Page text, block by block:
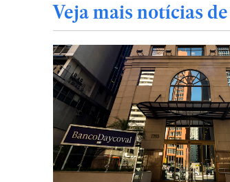
Veja mais notícias